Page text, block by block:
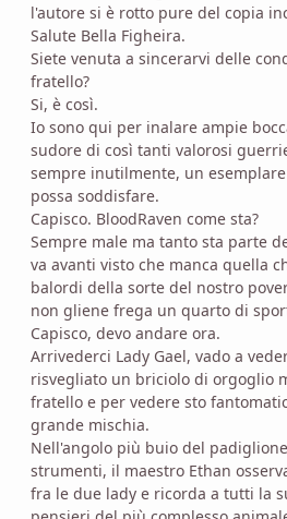
l'autore si è rotto pure del copia
Salute Bella Figheira.
Siete venuta a sincerarvi delle
fratello?
Si, è così.
Io sono qui per inalare ampie
sudore di così tanti valorosi
sempre inutilmente, un
possa soddisfare.
Capisco. BloodRaven come sta?
Sempre male ma tanto sta parte
va avanti visto che manca quella
balordi della sorte del nostro
non gliene frega un quarto di
Capisco, devo andare ora.
Arrivederci Lady Gael, vado a
risvegliato un briciolo di orgoglio
fratello e per vedere sto
grande mischia.
Nell'angolo più buio del
strumenti, il maestro Ethan
fra le due lady e ricorda a tutti la